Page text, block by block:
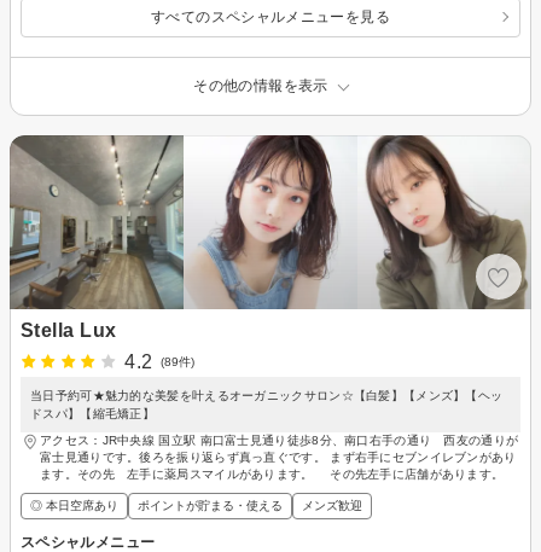
すべてのスペシャルメニューを見る
その他の情報を表示
Stella Lux
4.2
(89件)
当日予約可★魅力的な美髪を叶えるオーガニックサロン☆【白髪】【メンズ】【ヘッ
ドスパ】【縮毛矯正】
アクセス：JR中央線 国立駅 南口富士見通り徒歩8分、南口右手の通り 西友の通りが
富士見通りです。後ろを振り返らず真っ直ぐです。 まず右手にセブンイレブンがあり
ます。その先 左手に薬局スマイルがあります。 その先左手に店舗があります。
◎ 本日空席あり ポイントが貯まる・使える メンズ歓迎
スペシャルメニュー